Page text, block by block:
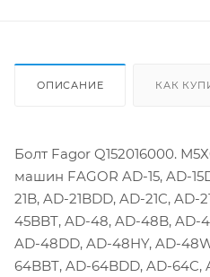
ОПИСАНИЕ КАК
Болт Fagor Q152016000.
машин FAGOR AD-15, AD-
21B, AD-21BDD, AD-21C, AD-
45BBT, AD-48, AD-48B, AD-
AD-48DD, AD-48HY, AD-
64BBT, AD-64BDD, AD-64C,